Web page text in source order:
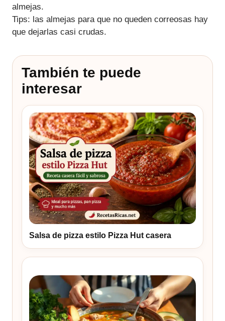
almejas.
Tips: las almejas para que no queden correosas hay
que dejarlas casi crudas.
También te puede
interesar
Salsa de pizza estilo Pizza Hut casera